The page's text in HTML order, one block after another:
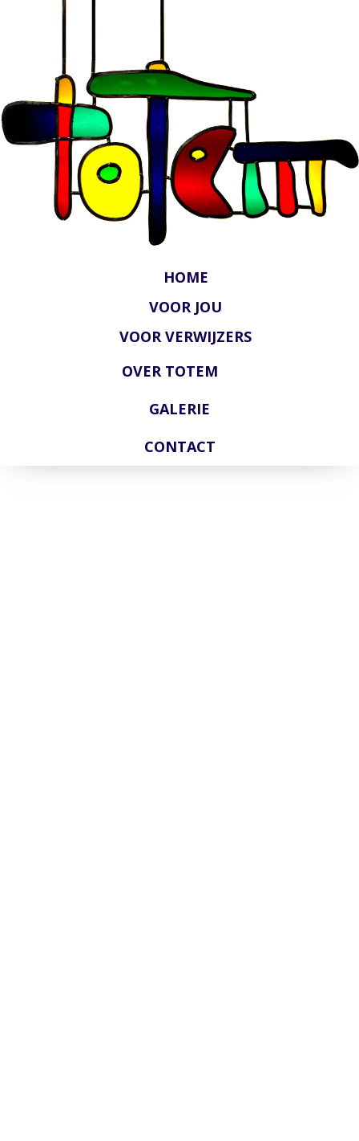
HOME
VOOR JOU
VOOR VERWIJZERS
OVER TOTEM
GALERIE
CONTACT